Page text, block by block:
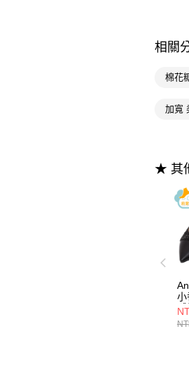
相關
棉花
加寬
★ 其
小